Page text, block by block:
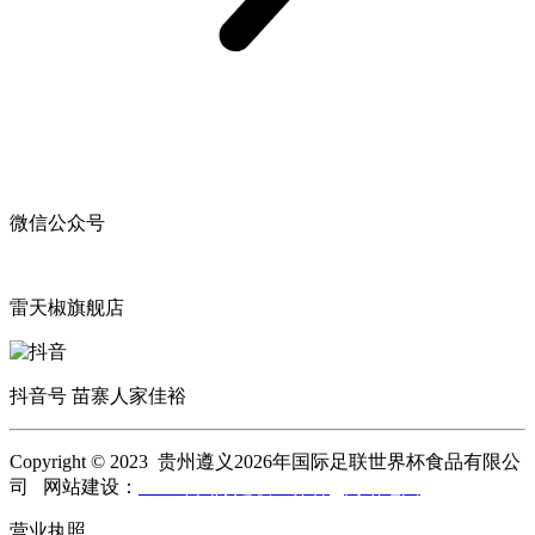
微信公众号
雷天椒旗舰店
抖音号 苗寨人家佳裕
Copyright © 2023 贵州遵义2026年国际足联世界杯食品有限公
司 网站建设：
营业执照